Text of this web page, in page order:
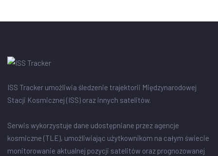
ISS Tracker umożliwia śledzenie trajektorii Międzynarodowej
Stacji Kosmicznej (ISS) oraz innych satelitów.
Serwis wykorzystuje dane udostępniane przez agencje
kosmiczne (TLE), umożliwiając użytkownikom na całym świecie
monitorowanie aktualnej pozycji satelitów oraz prognozowanej